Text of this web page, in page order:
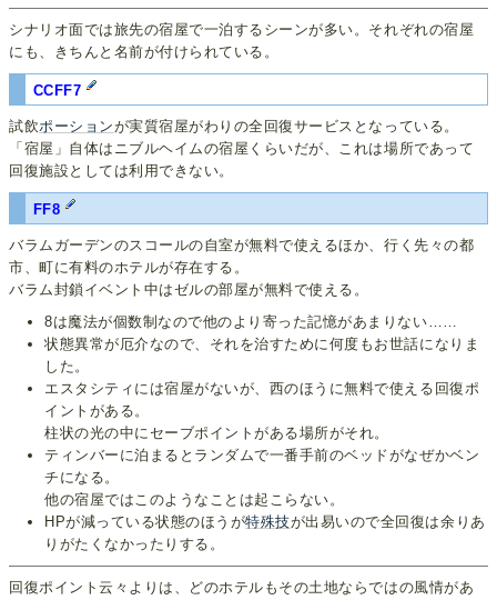
シナリオ面では旅先の宿屋で一泊するシーンが多い。それぞれの宿屋
にも、きちんと名前が付けられている。
CCFF7
試飲ポーションが実質宿屋がわりの全回復サービスとなっている。
「宿屋」自体はニブルヘイムの宿屋くらいだが、これは場所であって
回復施設としては利用できない。
FF8
バラムガーデンのスコールの自室が無料で使えるほか、行く先々の都
市、町に有料のホテルが存在する。
バラム封鎖イベント中はゼルの部屋が無料で使える。
8は魔法が個数制なので他のより寄った記憶があまりない……
状態異常が厄介なので、それを治すために何度もお世話になりま
した。
エスタシティには宿屋がないが、西のほうに無料で使える回復ポ
イントがある。
柱状の光の中にセーブポイントがある場所がそれ。
ティンバーに泊まるとランダムで一番手前のベッドがなぜかベン
チになる。
他の宿屋ではこのようなことは起こらない。
HPが減っている状態のほうが特殊技が出易いので全回復は余りあ
りがたくなかったりする。
回復ポイント云々よりは、どのホテルもその土地ならではの風情があ